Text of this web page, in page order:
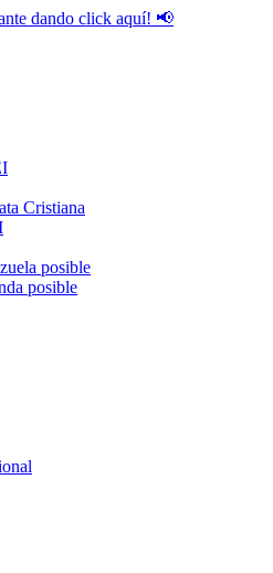
dando click aquí! 📢
Cristiana
posible
posible